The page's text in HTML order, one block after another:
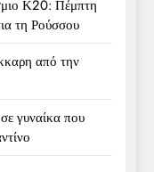
Κ20: Πέμπτη
τη Ρούσσου
από την
γυναίκα που